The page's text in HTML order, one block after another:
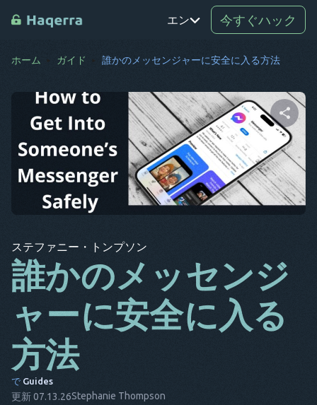
エン
TR
ロ
デ
SV
コウ
CS
今すぐハック
ホーム ガイド 誰かのメッセンジャーに安全に入る方法
この記事をシェアする
ツイッター フェイスブック コピーリンク
ステファニー・トンプソン
誰かのメッセンジ
ャーに安全に入る
方法
で Guides
更新 07.13.26Stephanie Thompson